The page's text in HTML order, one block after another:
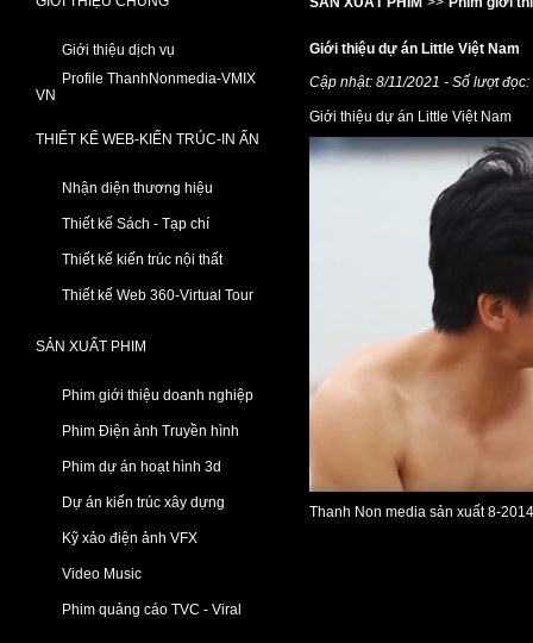
Giới thiệu dịch vụ
Profile ThanhNonmedia-VMIX
VN
THIẾT KẾ WEB-KIẾN TRÚC-IN ẤN
Nhận diện thương hiệu
Thiết kế Sách - Tạp chí
Thiết kế kiến trúc nội thất
Thiết kế Web 360-Virtual Tour
SẢN XUẤT PHIM
Phim giới thiệu doanh nghiệp
Phim Điện ảnh Truyền hình
Phim dự án hoạt hình 3d
Dự án kiến trúc xây dựng
Kỹ xảo điện ảnh VFX
Video Music
Phim quảng cáo TVC - Viral
Giới thiệu dự án Little Việt Nam
Cập nhật: 8/11/2021 - Số lượt
Giới thiệu dự án Little Việt Nam
Thanh Non media sản xuất 8-